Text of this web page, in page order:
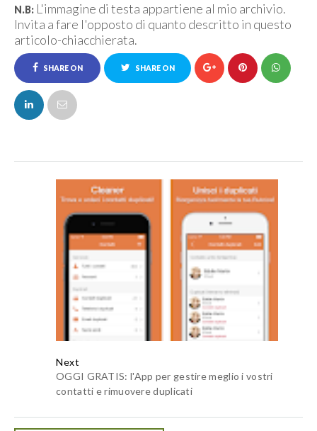
N.B: L'immagine di testa appartiene al mio archivio.
Invita a fare l'opposto di quanto descritto in questo
articolo-chiacchierata.
SHARE ON
FACEBOOK
SHARE ON
Next
OGGI GRATIS: l'App per gestire meglio i vostri
contatti e rimuovere duplicati